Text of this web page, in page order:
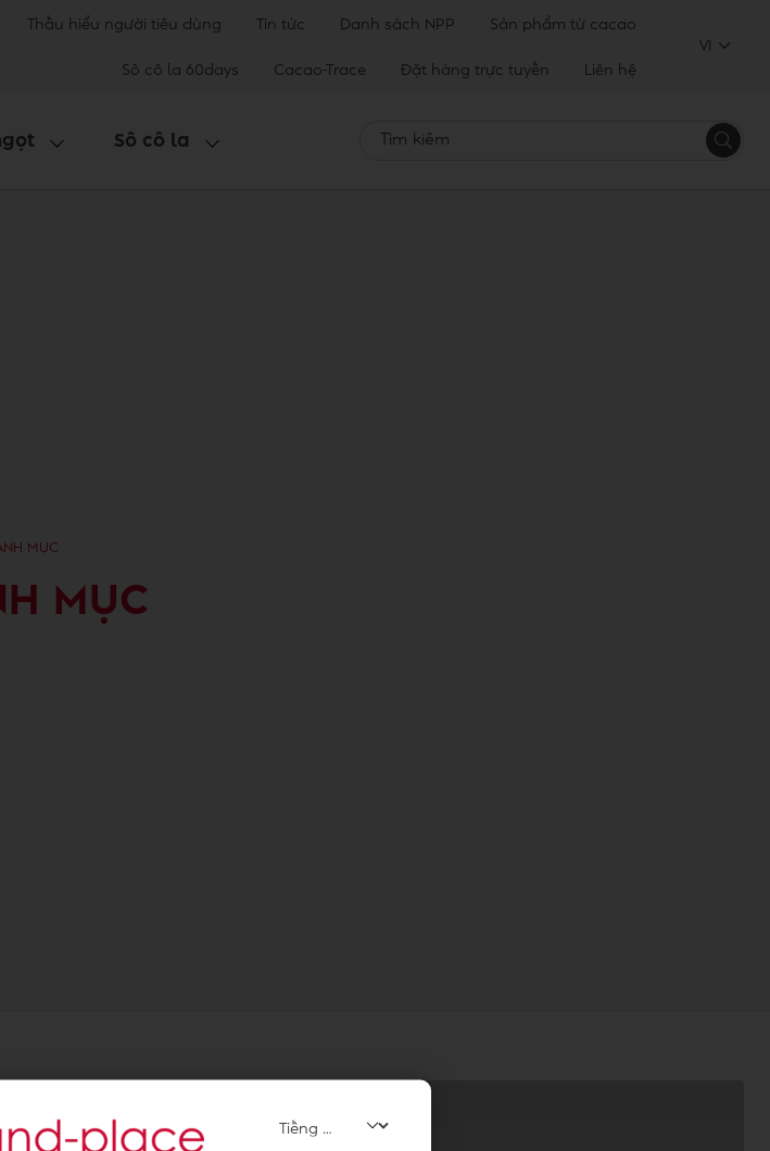
Thấu hiểu người tiêu dùng Tin tức Danh sách NPP Sản phẩm từ cacao
Sô cô la 60days Cacao-Trace Đặt hàng trực tuyến Liên hệ
VI
Sô cô la
Tìm
MỤC
MỤC